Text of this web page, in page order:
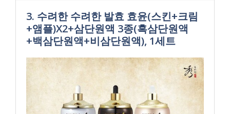
3. 수려한 수려한 발효 효윤(스킨+크림
+앰플)X2+삼단원액 3종(흑삼단원액
+백삼단원액+비삼단원액), 1세트